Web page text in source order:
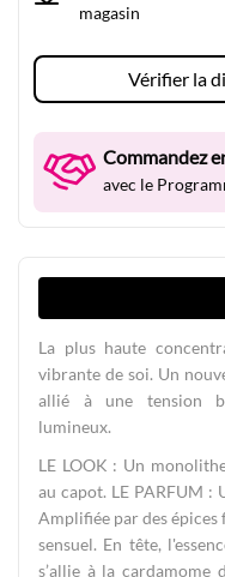
magasin
Vérifier la
Commandez
avec le
La plus haute
vibrante de soi. Un
allié à une tension
lumineux.
LE LOOK : Un
au capot. LE PARFUM :
Amplifiée par des
sensuel. En tête,
s’allie à la cardamome